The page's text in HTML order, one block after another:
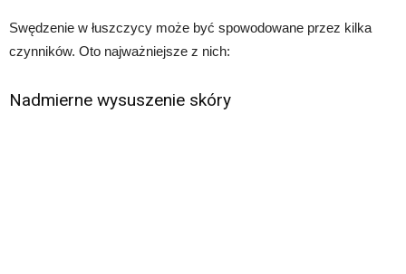
Swędzenie w łuszczycy może być spowodowane przez kilka
czynników. Oto najważniejsze z nich:
Nadmierne wysuszenie skóry